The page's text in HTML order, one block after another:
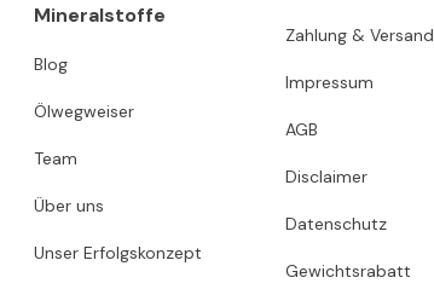
Mineralstoffe
Blog
Ölwegweiser
Team
Über uns
Unser Erfolgskonzept
Zahlung & Versand
Impressum
AGB
Disclaimer
Datenschutz
Gewichtsrabatt